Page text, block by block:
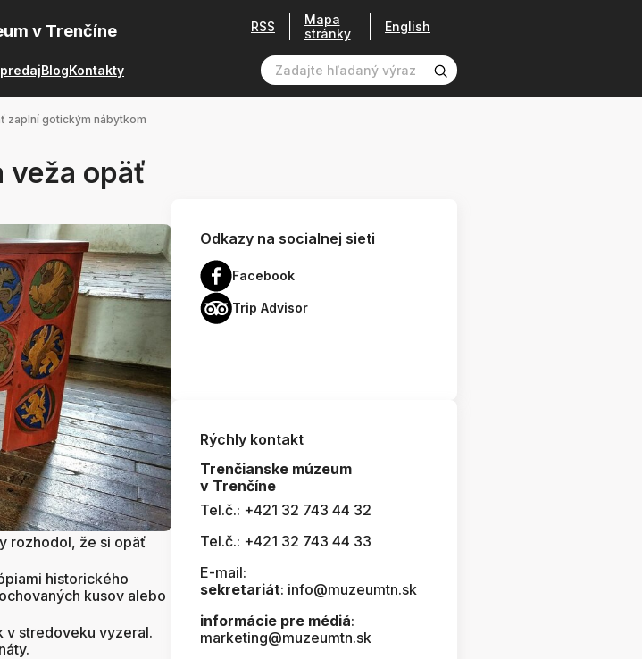
v Trenčíne
BlogKontakty
RSS
Mapa
stránky
English
zaplní gotickým nábytkom
veža opäť
rozhodol, že si opäť
historického
kusov alebo
v stredoveku vyzeral.
Odkazy na socialnej sieti
Facebook
Trip Advisor
Rýchly kontakt
Trenčianske múzeum
v Trenčíne
Tel.č.: +421 32 743 44 32
Tel.č.: +421 32 743 44 33
E-mail:
sekretariát: info@muzeumtn.sk
informácie pre médiá:
marketing@muzeumtn.sk